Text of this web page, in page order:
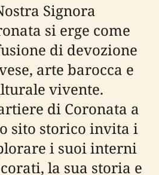
Signora
si erge come
di devozione
arte barocca e
vivente.
di Coronata a
sito storico invita i
i suoi interni
la sua storia e